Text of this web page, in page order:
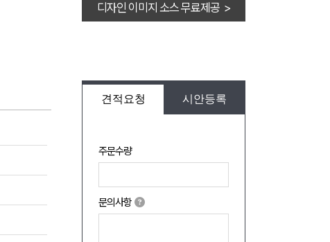
디자인 이미지 소스 무료제공 >
견적요청 시안등록
주문수량
문의사항